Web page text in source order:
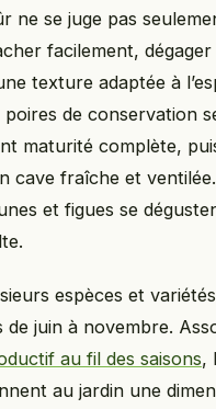
ne se juge pas
facilement,
texture adaptée à
poires de conservation
maturité complète,
cave fraîche et
et figues se
espèces et
de juin à novembre.
au fil des saisons,
au jardin une